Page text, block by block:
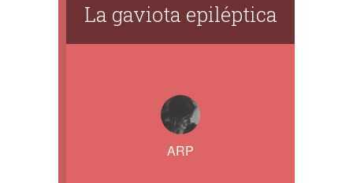
La gaviota epiléptica
ARP